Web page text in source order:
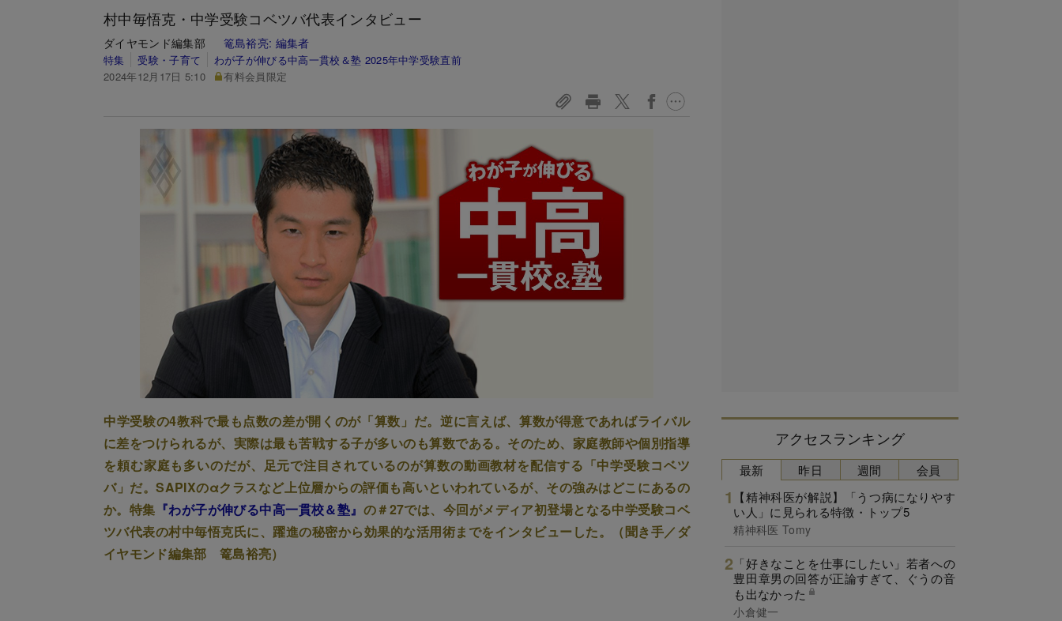
村中毎悟克・中学受験コベツバ代表インタビュー
ダイヤモンド編集部 篭島裕亮: 編集者
特集 受験・子育て
わが子が伸びる中高一貫校＆塾 2025年中学受験直前
2024年12月17日 5:10
有料会員限定
中学受験の4教科で最も点数の差が開くのが「算数」だ。逆に言えば、算数が得意であればライバル
に差をつけられるが、実際は最も苦戦する子が多いのも算数である。そのため、家庭教師や個別指導
を頼む家庭も多いのだが、足元で注目されているのが算数の動画教材を配信する「中学受験コベツ
バ」だ。SAPIXのαクラスなど上位層からの評価も高いといわれているが、その強みはどこにあるの
か。特集 『わが子が伸びる中高一貫校＆塾』 の＃27では、今回がメディア初登場となる中学受験コベ
ツバ代表の村中毎悟克氏に、躍進の秘密から効果的な活用術までをインタビューした。（聞き手／ダ
イヤモンド編集部 篭島裕亮）
アクセスランキング
最新
【精神科医が解説】「うつ病になりやす
い人」に見られる特徴・トップ5
精神科医 Tomy
「好きなことを仕事にしたい」若者への
豊田章男の回答が正論すぎて、ぐうの音
も出なかった
小倉健一
昨日 週間 会員